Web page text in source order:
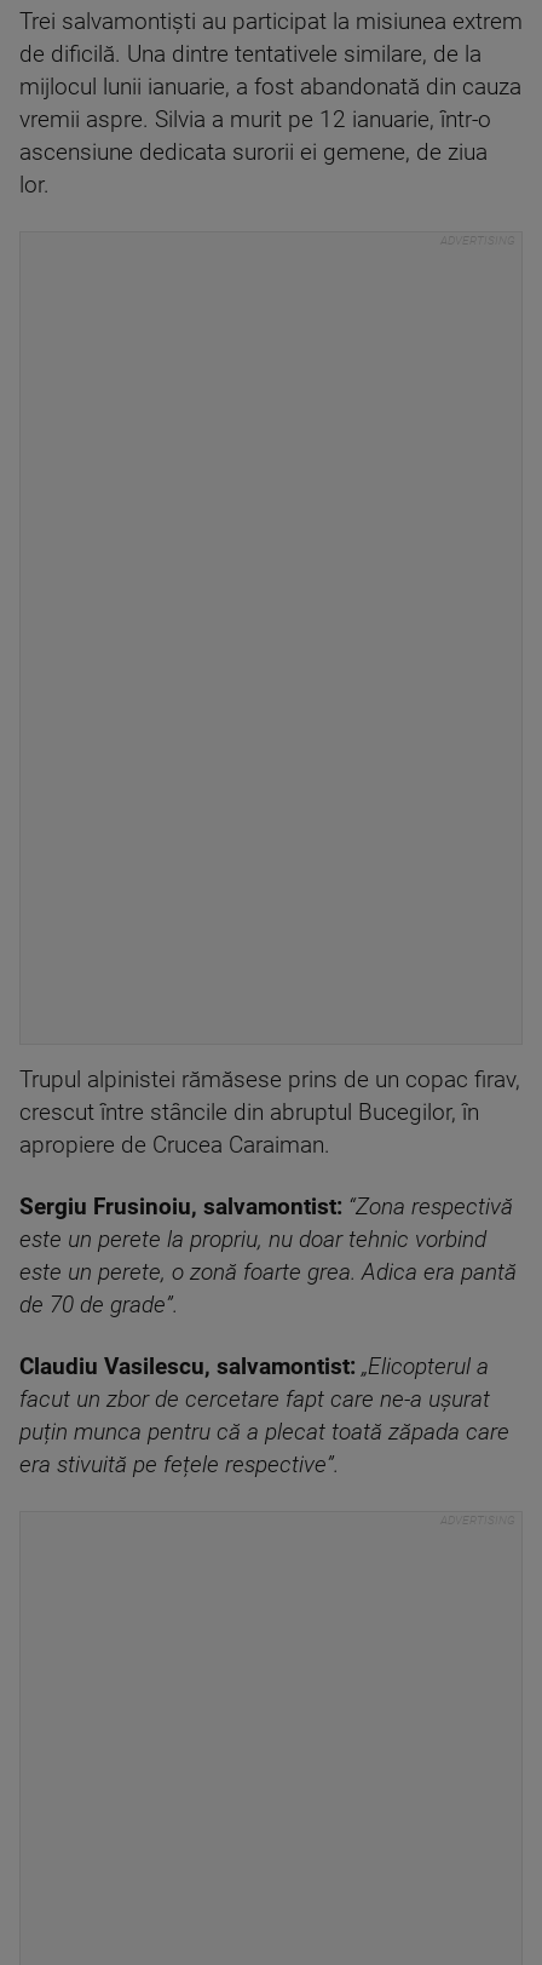
Trei salvamontiști au participat la misiunea extrem
de dificilă. Una dintre tentativele similare, de la
mijlocul lunii ianuarie, a fost abandonată din cauza
vremii aspre. Silvia a murit pe 12 ianuarie, într-o
ascensiune dedicata surorii ei gemene, de ziua
lor.
Trupul alpinistei rămăsese prins de un copac firav,
crescut între stâncile din abruptul Bucegilor, în
apropiere de Crucea Caraiman.
Sergiu Frusinoiu, salvamontist: “Zona respectivă
este un perete la propriu, nu doar tehnic vorbind
este un perete, o zonă foarte grea. Adica era pantă
de 70 de grade”.
Claudiu Vasilescu, salvamontist: „Elicopterul a
facut un zbor de cercetare fapt care ne-a ușurat
puțin munca pentru că a plecat toată zăpada care
era stivuită pe fețele respective”.